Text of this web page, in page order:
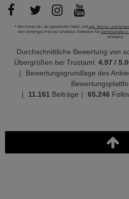
* Alle Preise inkl. der gesetzlichen MwSt. und zzgl. Service- und
dem bisherigen Preis bei schuhplus. Entdecken Sie Damenschuhe
schuhplus.
Durchschnittliche Bewertung von
Übergrößen bei Trustami: 4.97 /
|
Bewertungsgrundlage des
|
11.161 Beiträge | 65.246